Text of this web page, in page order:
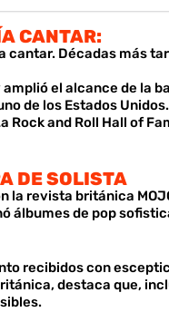
CANTAR:
cantar. Décadas más
el alcance de la
de los Estados
and Roll Hall of
DE SOLISTA
la revista británica
álbumes de pop
recibidos con
destaca que,